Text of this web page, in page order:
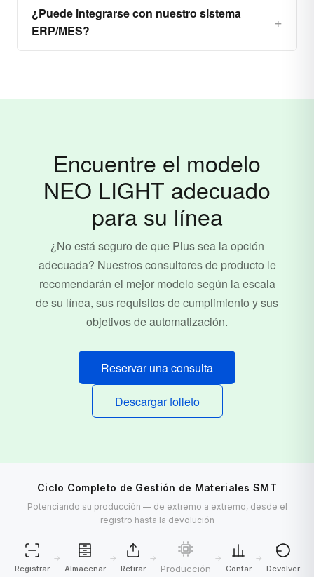
¿Puede integrarse con nuestro sistema
ERP/MES?
Encuentre el modelo
NEO LIGHT adecuado
para su línea
¿No está seguro de que Plus sea la opción
adecuada? Nuestros consultores de producto le
recomendarán el mejor modelo según la escala
de su línea, sus requisitos de cumplimiento y sus
objetivos de automatización.
Reservar una consulta
Descargar folleto
Ciclo Completo de Gestión de Materiales SMT
Potenciando su producción — de extremo a extremo, desde el
registro hasta la devolución
Registrar
→
Almacenar
→
Retirar
→
Producción
→
Contar
→
Devolver